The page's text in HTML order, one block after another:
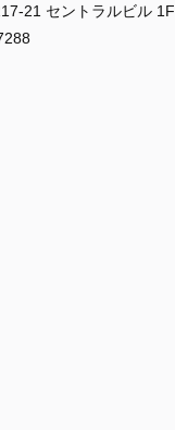
21 セントラルビル 1F